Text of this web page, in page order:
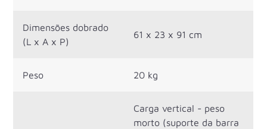
Dimensões dobrado
(L x A x P)
61 x 23 x 91 cm
Peso 20 kg
Carga vertical - peso
morto (suporte da barra